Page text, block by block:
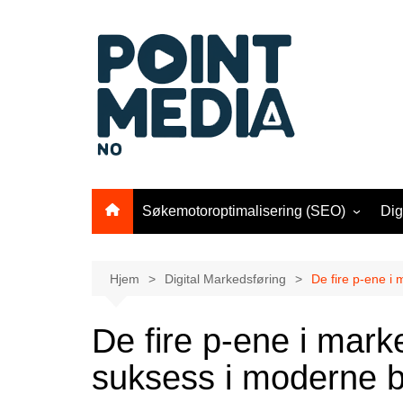
Søkemotoroptimalisering (SEO)
Intern lenking
Moz Pro
SEMRush
Hjem Digital Markedsføring De fire p-ene i
De fire p-ene i
suksess i moderne